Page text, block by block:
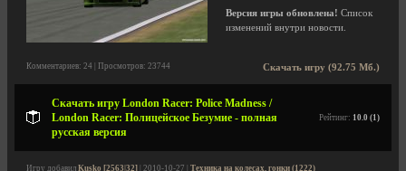
Версия игры обновлена! Список
изменений внутри новости.
Скачать игру (92.75 Мб.)
Комментариев: 24 | Просмотров: 23744
Скачать игру London Racer: Police Madness /
London Racer: Полицейское Безумие - полная
русская версия
Рейтинг: 10.0 (1)
Игру добавил Kusko [2563|32] | 2010-10-27 | Техника на колесах, гонки (1222)